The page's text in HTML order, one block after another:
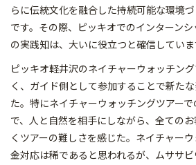
らに伝統文化を融合した持続可能な環境
です。その際、ピッキオでのインターン
の実践知は、大いに役立つと確信していま
ピッキオ軽井沢のネイチャーウォッチン
く、ガイド側として参加することで新た
た。特にネイチャーウォッチングツアー
で、人と自然を相手にしながら、全ての
くツアーの難しさを感じた。ネイチャー
金対応は稀であると思われるが、ムササ